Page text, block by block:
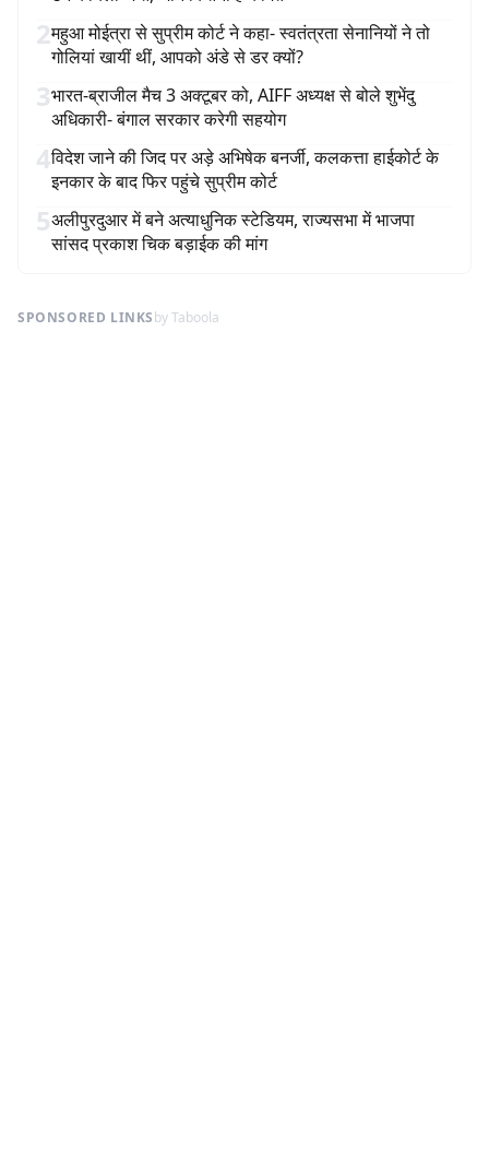
2महुआ मोईत्रा से सुप्रीम कोर्ट ने कहा- स्वतंत्रता सेनानियों ने तो
गोलियां खायीं थीं, आपको अंडे से डर क्यों?
3भारत-ब्राजील मैच 3 अक्टूबर को, AIFF अध्यक्ष से बोले शुभेंदु
अधिकारी- बंगाल सरकार करेगी सहयोग
4विदेश जाने की जिद पर अड़े अभिषेक बनर्जी, कलकत्ता हाईकोर्ट के
इनकार के बाद फिर पहुंचे सुप्रीम कोर्ट
5अलीपुरदुआर में बने अत्याधुनिक स्टेडियम, राज्यसभा में भाजपा
सांसद प्रकाश चिक बड़ाईक की मांग
SPONSORED LINKSby Taboola